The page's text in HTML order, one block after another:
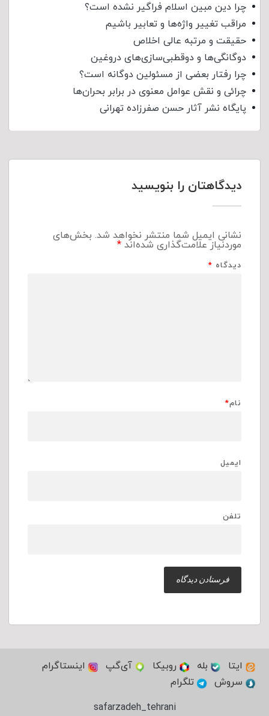
چرا دین مبین اسلام فراگیر نشده است؟
مراقب تغییر واژه‌ها و تعابیر باشیم
حقیقت و مرتبه عالی اخلاص
دوگانگی‌ها و دوقطبی‌سازی‌های دروغین
چرا رفتار بعضی از مسئولین دوگانه است؟
چرائی و نقش عوامل معنوی در برابر بحران‌ها
پایگاه نشر آثار حسن صفرزاده تهرانی
دیدگاهتان را بنویسید
نشانی ایمیل شما منتشر نخواهد شد. بخش‌های
موردنیاز علامت‌گذاری شده‌اند*
دیدگاه *
نام*
ایمیل
تلفن
ایتا بله روبیکا آی‌گپ
اینستاگرام
سروش
تلگرام
safarzadeh_tehrani